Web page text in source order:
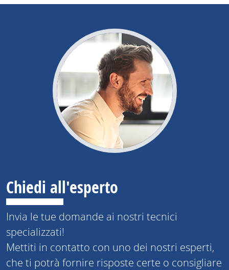
Chiedi all'esperto
Invia le tue domande ai nostri tecnici
specializzati!
Mettiti in contatto con uno dei nostri esperti,
che ti potrà fornire risposte certe o consigliare